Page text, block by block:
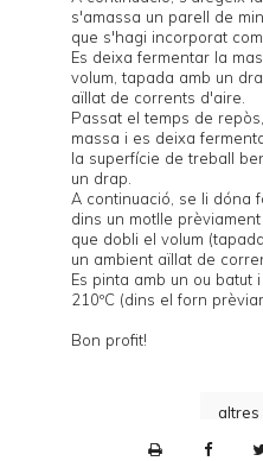
s'amassa un parell de
que s'hagi incorporat
Es deixa fermentar la
volum, tapada amb un
aïllat de corrents d'aire.
Passat el temps de
massa i es deixa
la superfície de treball
un drap.
A continuació, se li dóna
dins un motlle
que dobli el volum
un ambient aïllat de
Es pinta amb un ou batut
210ºC (dins el forn
Bon profit!